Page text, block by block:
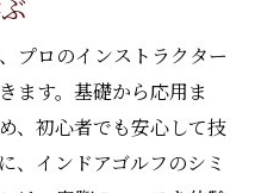
プロのインストラクター
ます。基礎から応用ま
、初心者でも安心して技
、インドアゴルフのシミ